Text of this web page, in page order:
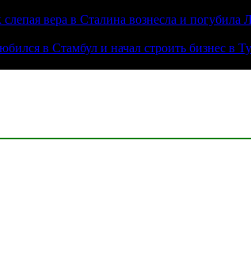
вера в Сталина вознесла и погубила
в Стамбул и начал строить бизнес в